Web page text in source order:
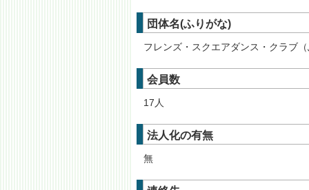
団体名(ふりがな)
フレンズ・スクエアダンス・クラブ
会員数
17人
法人化の有無
無